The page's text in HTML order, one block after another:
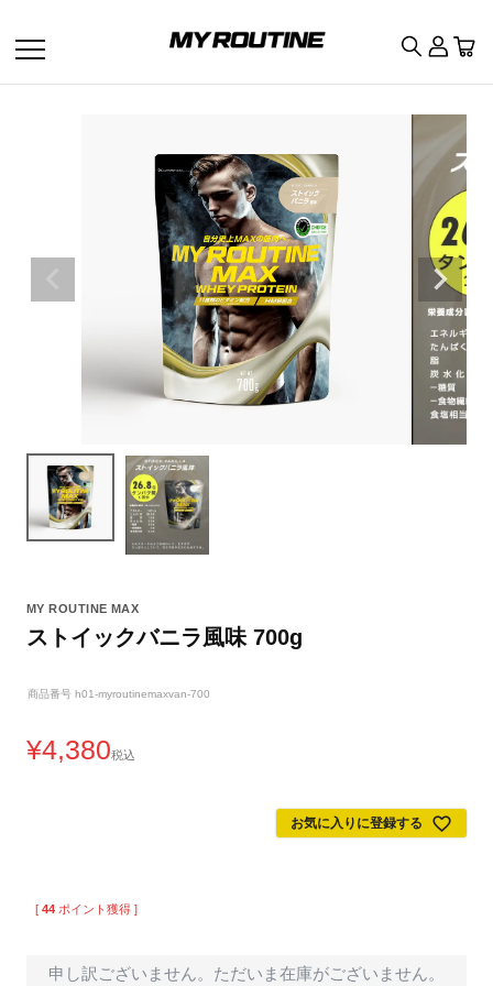
MY ROUTINE MAX
ストイックバニラ風味 700g
商品番号 h01-myroutinemaxvan-700
¥4,380税込
お気に入りに登録する
[ 44 ポイント獲得 ]
申し訳ございません。ただいま在庫がございません。